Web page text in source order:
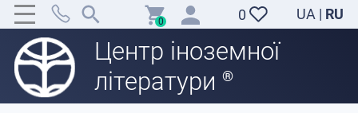
0 UA | RU
Центр іноземної
літератури ®
0